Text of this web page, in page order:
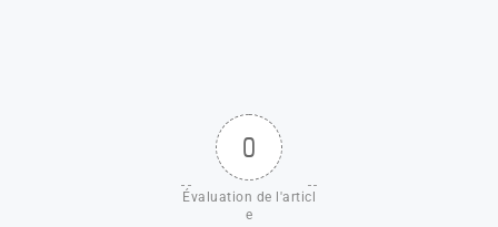
0
Évaluation de l'articl
e